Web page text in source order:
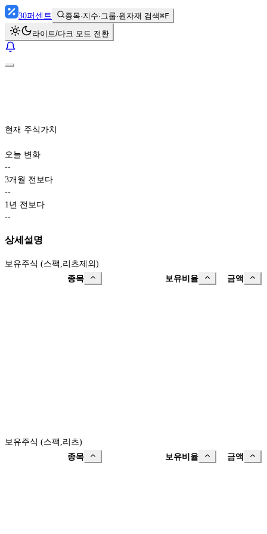
30퍼센트 종목·지수·그룹·원자재 검색⌘F
라이트/다크 모드 전환
현재 주식가치
오늘 변화
--
3개월 전보다
--
1년 전보다
--
상세설명
보유주식 (스팩,리츠제외)
종목
보유비율 금액
보유주식 (스팩,리츠)
종목
보유비율 금액